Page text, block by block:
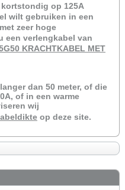
op 125A
wilt gebruiken in een
zeer hoge
een verlengkabel van
KRACHTKABEL MET
dan 50 meter, of die
of in een warme
wij
op deze site.